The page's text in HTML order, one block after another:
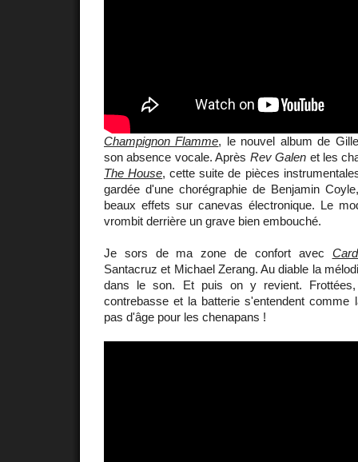
Champignon Flamme, le nouvel album de
son absence vocale. Après Rev Galen et les
The House, cette suite de pièces
gardée d'une chorégraphie de Benjamin
beaux effets sur canevas électronique. Le
vrombit derrière un grave bien embouché.
Je sors de ma zone de confort avec
Santacruz et Michael Zerang. Au diable la
dans le son. Et puis on y revient. Frottées,
contrebasse et la batterie s'entendent comme
pas d'âge pour les chenapans !